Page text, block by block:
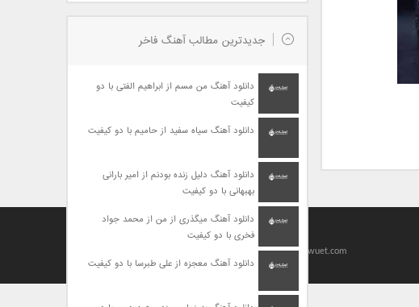
جدیدترین مطالب آهنگ فاخر
دانلود آهنگ من مسم از ابراهیم الفتی با دو
کیفیت
دانلود آهنگ سیاه سفید از حامیم با دو کیفیت
دانلود آهنگ دلیل زنده بودنم از امیر بارانی
بهبهانی با دو کیفیت
دانلود آهنگ میگذری از من از محمد جواد
فخری با دو کیفیت
دانلود آهنگ معجزه از علی طبرسا با دو کیفیت
baharseo
Copyright 2010-2021 | Allright Reserved by viagrawuet.com